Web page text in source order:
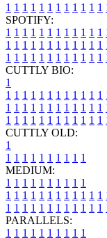
1 1 1 1 1 1 1 1 1 1 1 1
SPOTIFY:
1 1 1 1 1 1 1 1 1 1 1 1
1 1 1 1 1 1 1 1 1 1 1 1
1 1 1 1 1 1 1 1 1 1 1 1
CUTTLY BIO:
1
1 1 1 1 1 1 1 1 1 1 1 1
1 1 1 1 1 1 1 1 1 1 1 1
1 1 1 1 1 1 1 1 1 1 1 1
CUTTLY OLD:
1
1 1 1 1 1 1 1 1 1 1
MEDIUM:
1 1 1 1 1 1 1 1 1 1
1 1 1 1 1 1 1 1 1 1 1 1
1 1 1 1 1 1 1 1 1 1 1 1
PARALLELS:
1 1 1 1 1 1 1 1 1 1